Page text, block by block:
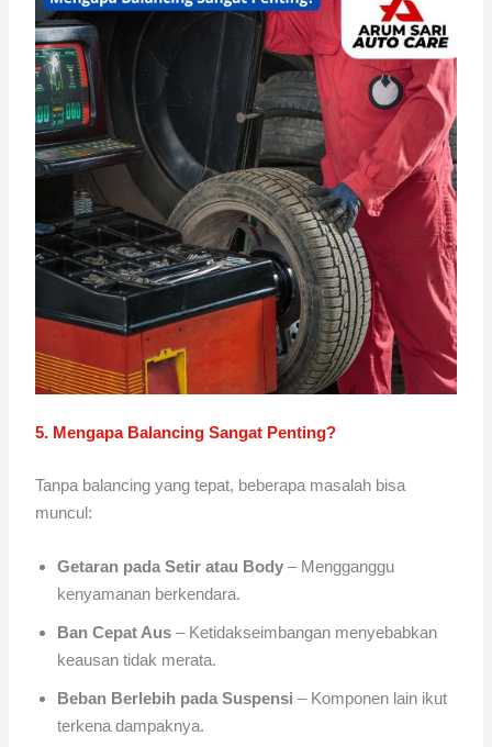
5. Mengapa Balancing Sangat Penting?
Tanpa balancing yang tepat, beberapa masalah bisa
muncul:
Getaran pada Setir atau Body – Mengganggu
kenyamanan berkendara.
Ban Cepat Aus – Ketidakseimbangan menyebabkan
keausan tidak merata.
Beban Berlebih pada Suspensi – Komponen lain ikut
terkena dampaknya.